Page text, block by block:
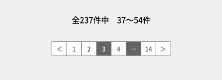
人形」など新作キット情報を
全237件中 37～54件
＜ 1 2 3 4 … 14 ＞